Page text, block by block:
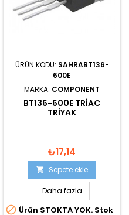
ÜRÜN KODU: SAHRABT136-
600E
MARKA: COMPONENT
BT136-600E TRIAC
TRIYAK
₺17,14
 Sepete ekle
Daha fazla
 Ürün STOKTA YOK. Stok